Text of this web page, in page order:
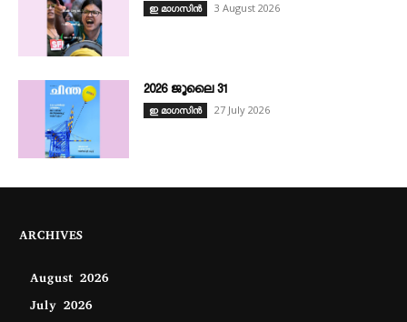
ഇ മാഗസിൻ 3 August 2026
2026 ജൂലൈ 31
ഇ മാഗസിൻ 27 July 2026
ARCHIVES
August 2026
July 2026